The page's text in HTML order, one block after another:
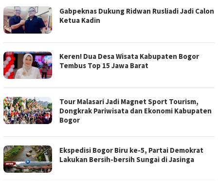
Gabpeknas Dukung Ridwan Rusliadi Jadi Calon
Ketua Kadin
Keren! Dua Desa Wisata Kabupaten Bogor
Tembus Top 15 Jawa Barat
Tour Malasari Jadi Magnet Sport Tourism,
Dongkrak Pariwisata dan Ekonomi Kabupaten
Bogor
Ekspedisi Bogor Biru ke-5, Partai Demokrat
Lakukan Bersih-bersih Sungai di Jasinga